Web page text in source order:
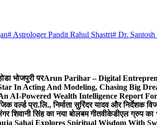
# Astrologer Pandit Rahul Shastri# Dr.
भोजपुरी परArun Parihar – Digital
In Acting And Modeling, Chasing Big
AI-Powered Wealth Intelligence Report
वर्ल्ड प्रा.लि., निर्माता सुरिंदर यादव और निर्देशक
शिवानी सिंह का नया बोलबम गीतवीकेडीएल ग्रुप का
Sahai Explores Spiritual Wisdom With